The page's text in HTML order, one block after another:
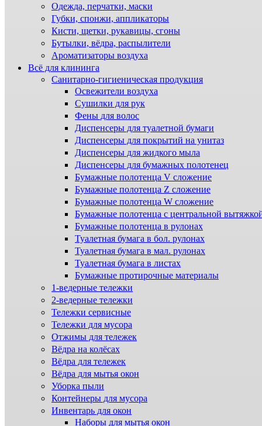
Одежда, перчатки, маски
Губки, спонжи, аппликаторы
Кисти, щетки, рукавицы, сгоны
Бутылки, вёдра, распылители
Ароматизаторы воздуха
Всё для клининга
Санитарно-гигиеническая продукция
Освежители воздуха
Сушилки для рук
Фены для волос
Диспенсеры для туалетной бумаги
Диспенсеры для покрытий на унитаз
Диспенсеры для жидкого мыла
Диспенсеры для бумажных полотенец
Бумажные полотенца V сложение
Бумажные полотенца Z сложение
Бумажные полотенца W сложение
Бумажные полотенца с центральной
Бумажные полотенца в рулонах
Туалетная бумага в бол. рулонах
Туалетная бумага в мал. рулонах
Туалетная бумага в листах
Бумажные протирочные материалы
1-ведерные тележки
2-ведерные тележки
Тележки сервисные
Тележки для мусора
Отжимы для тележек
Вёдра на колёсах
Вёдра для тележек
Вёдра для мытья окон
Уборка пыли
Контейнеры для мусора
Инвентарь для окон
Наборы для мытья окон